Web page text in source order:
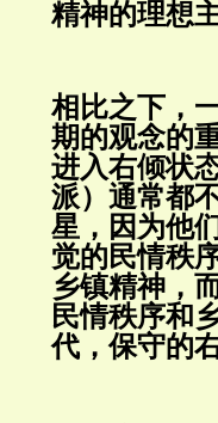
精神的理想
相比之下，
期的观念的
进入右倾状
派）通常都
星，因为他
觉的民情秩
乡镇精神，
民情秩序和
代，保守的